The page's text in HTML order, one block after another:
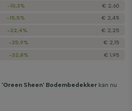
-10,3%
€ 2,60
-15,5%
€ 2,45
-22,4%
€ 2,25
-25,9%
€ 2,15
-32,8% € 1,95
Sheen' Bodembedekker kan nu